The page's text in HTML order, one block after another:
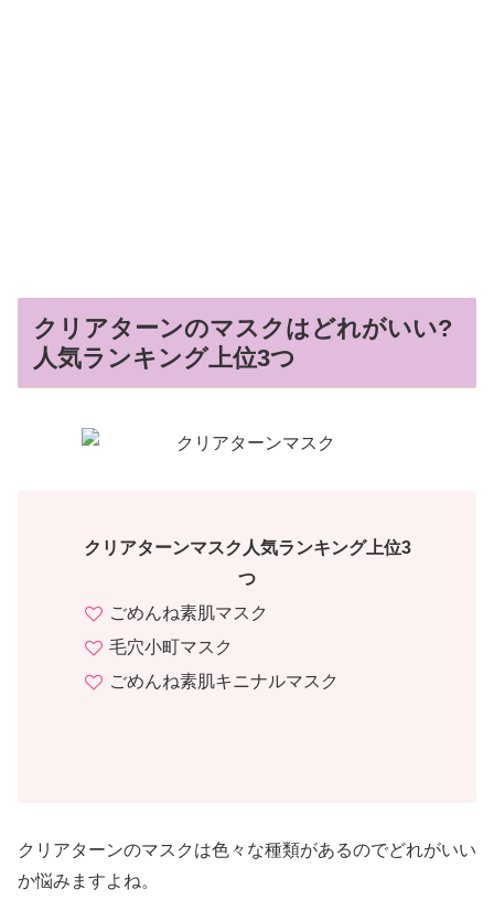
クリアターンのマスクはどれがいい?
人気ランキング上位3つ
クリアターンマスク人気ランキング上位3
つ
ごめんね素肌マスク
毛穴小町マスク
ごめんね素肌キニナルマスク
クリアターンのマスクは色々な種類があるのでどれがいい
か悩みますよね。